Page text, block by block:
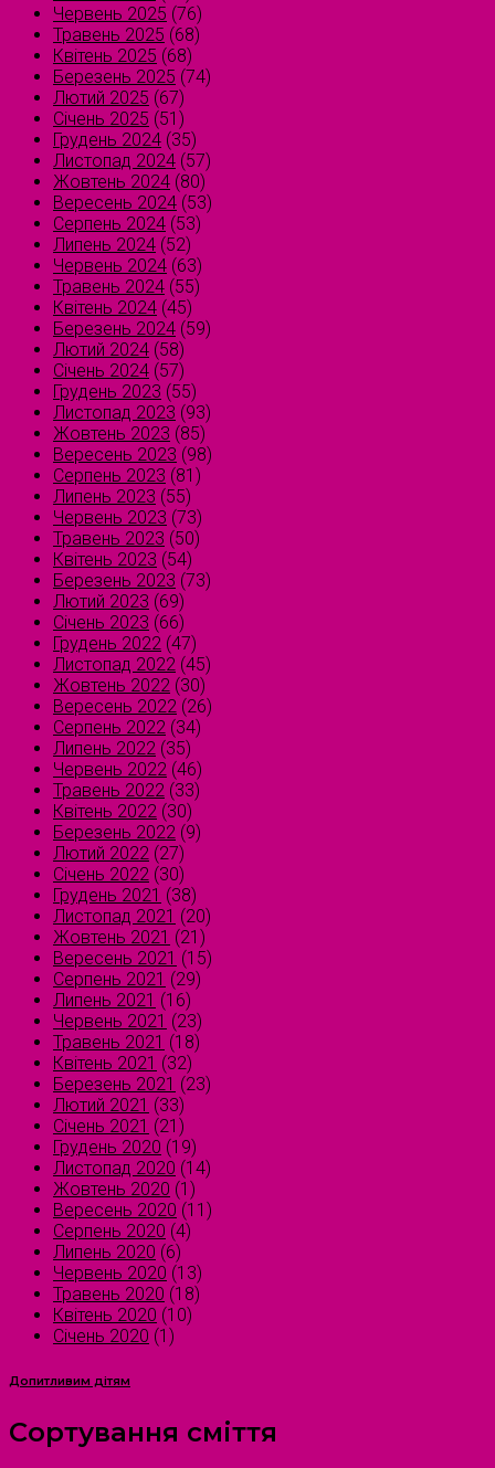
Червень 2025 (76)
Травень 2025 (68)
Квітень 2025 (68)
Березень 2025 (74)
Лютий 2025 (67)
Січень 2025 (51)
Грудень 2024 (35)
Листопад 2024 (57)
Жовтень 2024 (80)
Вересень 2024 (53)
Серпень 2024 (53)
Липень 2024 (52)
Червень 2024 (63)
Травень 2024 (55)
Квітень 2024 (45)
Березень 2024 (59)
Лютий 2024 (58)
Січень 2024 (57)
Грудень 2023 (55)
Листопад 2023 (93)
Жовтень 2023 (85)
Вересень 2023 (98)
Серпень 2023 (81)
Липень 2023 (55)
Червень 2023 (73)
Травень 2023 (50)
Квітень 2023 (54)
Березень 2023 (73)
Лютий 2023 (69)
Січень 2023 (66)
Грудень 2022 (47)
Листопад 2022 (45)
Жовтень 2022 (30)
Вересень 2022 (26)
Серпень 2022 (34)
Липень 2022 (35)
Червень 2022 (46)
Травень 2022 (33)
Квітень 2022 (30)
Березень 2022 (9)
Лютий 2022 (27)
Січень 2022 (30)
Грудень 2021 (38)
Листопад 2021 (20)
Жовтень 2021 (21)
Вересень 2021 (15)
Серпень 2021 (29)
Липень 2021 (16)
Червень 2021 (23)
Травень 2021 (18)
Квітень 2021 (32)
Березень 2021 (23)
Лютий 2021 (33)
Січень 2021 (21)
Грудень 2020 (19)
Листопад 2020 (14)
Жовтень 2020 (1)
Вересень 2020 (11)
Серпень 2020 (4)
Липень 2020 (6)
Червень 2020 (13)
Травень 2020 (18)
Квітень 2020 (10)
Січень 2020 (1)
Допитливим дітям
Сортування сміття